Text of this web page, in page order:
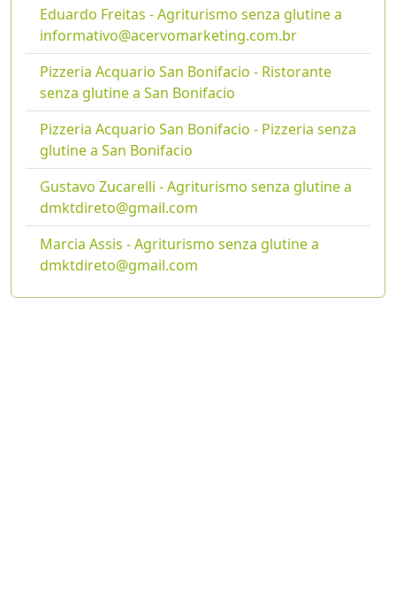
Eduardo Freitas - Agriturismo senza glutine a
informativo@acervomarketing.com.br
Pizzeria Acquario San Bonifacio - Ristorante
senza glutine a San Bonifacio
Pizzeria Acquario San Bonifacio - Pizzeria senza
glutine a San Bonifacio
Gustavo Zucarelli - Agriturismo senza glutine a
dmktdireto@gmail.com
Marcia Assis - Agriturismo senza glutine a
dmktdireto@gmail.com